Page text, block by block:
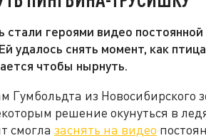
стали героями видео
удалось снять момент, как
чтобы нырнуть.
из Новосибирского
решение окунуться в
смогла заснять на видео